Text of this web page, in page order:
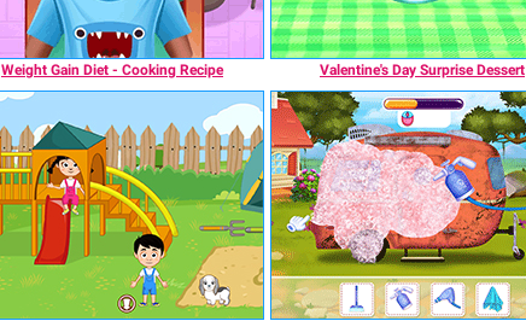
Weight Gain Diet - Cooking Recipe Valentine's Day Surprise Dessert